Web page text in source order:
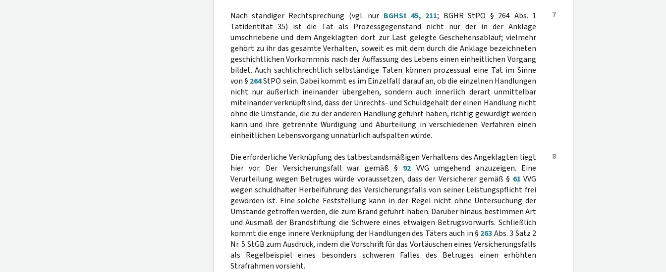
7
Nach ständiger Rechtsprechung (vgl. nur BGHSt 45, 211; BGHR StPO § 264 Abs. 1
Tatidentität 35) ist die Tat als Prozessgegenstand nicht nur der in der Anklage
umschriebene und dem Angeklagten dort zur Last gelegte Geschehensablauf; vielmehr
gehört zu ihr das gesamte Verhalten, soweit es mit dem durch die Anklage bezeichneten
geschichtlichen Vorkommnis nach der Auffassung des Lebens einen einheitlichen Vorgang
bildet. Auch sachlichrechtlich selbständige Taten können prozessual eine Tat im Sinne
von § 264StPO sein. Dabei kommt es im Einzelfall darauf an, ob die einzelnen Handlungen
nicht nur äußerlich ineinander übergehen, sondern auch innerlich derart unmittelbar
miteinander verknüpft sind, dass der Unrechts- und Schuldgehalt der einen Handlung nicht
ohne die Umstände, die zu der anderen Handlung geführt haben, richtig gewürdigt werden
kann und ihre getrennte Würdigung und Aburteilung in verschiedenen Verfahren einen
einheitlichen Lebensvorgang unnatürlich aufspalten würde.
8
Die erforderliche Verknüpfung des tatbestandsmäßigen Verhaltens des Angeklagten liegt
hier vor. Der Versicherungsfall war gemäß § 92 VVG umgehend anzuzeigen. Eine
Verurteilung wegen Betruges würde voraussetzen, dass der Versicherer gemäß § 61 VVG
wegen schuldhafter Herbeiführung des Versicherungsfalls von seiner Leistungspflicht frei
geworden ist. Eine solche Feststellung kann in der Regel nicht ohne Untersuchung der
Umstände getroffen werden, die zum Brand geführt haben. Darüber hinaus bestimmen Art
und Ausmaß der Brandstiftung die Schwere eines etwaigen Betrugsvorwurfs. Schließlich
kommt die enge innere Verknüpfung der Handlungen des Täters auch in § 263Abs. 3 Satz 2
Nr. 5 StGB zum Ausdruck, indem die Vorschrift für das Vortäuschen eines Versicherungsfalls
als Regelbeispiel eines besonders schweren Falles des Betruges einen erhöhten
Strafrahmen vorsieht.